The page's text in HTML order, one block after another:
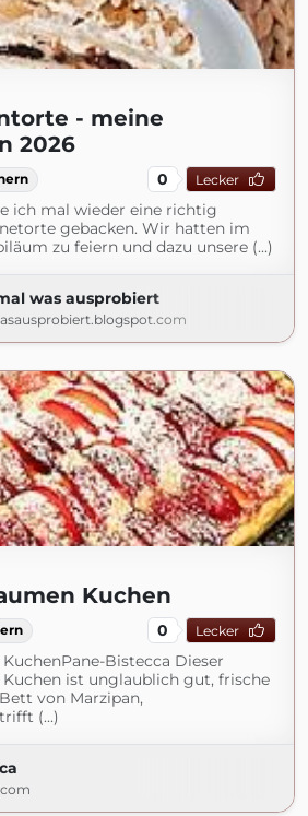
- meine
2026
0 Lecker
ich mal wieder eine richtig
gebacken. Wir hatten im
zu feiern und dazu unsere (...)
was ausprobiert
Kuchen
0 Lecker
Bistecca Dieser
ist unglaublich gut, frische
von Marzipan,
(...)